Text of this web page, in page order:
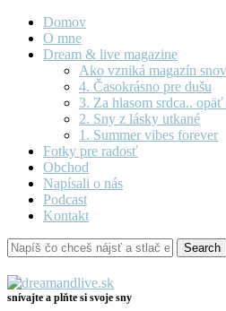
Domov
O mne
Dream & live magazine
Ako vzniká magazín snov
4. Časokrásno pre dušu
3. Za hlasom srdca..
2. Sny z lásky utkané
1. Summer vibes forever
Fotky pre radosť
Obchod
Napísali o nás
Podcast
Kontakt
snívajte a plňte si svoje sny